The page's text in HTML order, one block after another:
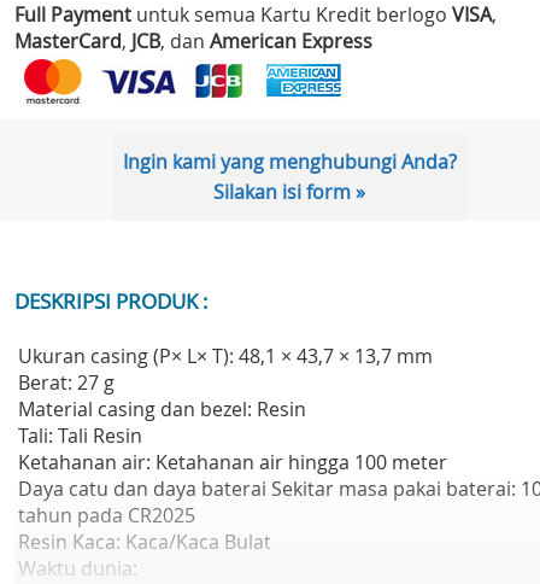
Full Payment untuk semua Kartu Kredit berlogo VISA,
MasterCard, JCB, dan American Express
Ingin kami yang menghubungi Anda?
Silakan isi form »
DESKRIPSI PRODUK :
Ukuran casing (P× L× T): 48,1 × 43,7 × 13,7 mm
Berat: 27 g
Material casing dan bezel: Resin
Tali: Tali Resin
Ketahanan air: Ketahanan air hingga 100 meter
Daya catu dan daya baterai Sekitar masa pakai baterai:
tahun pada CR2025
Resin Kaca: Kaca/Kaca Bulat
Waktu dunia: